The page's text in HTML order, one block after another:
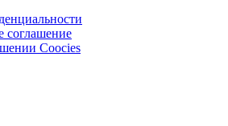
соглашение
Coocies